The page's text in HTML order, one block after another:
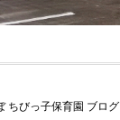
ちびっ子保育園 ブログ